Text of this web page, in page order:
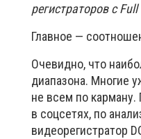
регистраторов с
Главное —
Очевидно, что
диапазона. Многие
не всем по карману.
в соцсетях, по
видеорегистратор